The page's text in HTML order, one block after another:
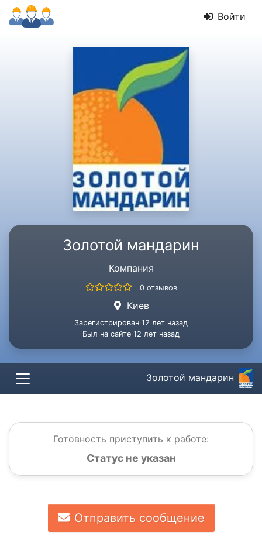
Войти
Золотой мандарин
Компания
0 отзывов
Киев
Зарегистрирован 12 лет назад
Был на сайте 12 лет назад
Золотой мандарин
Готовность приступить к работе:
Статус не указан
Отправить сообщение